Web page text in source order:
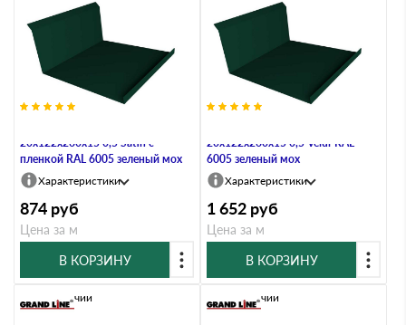
20х122х260х15 0,5 Satin с
пленкой RAL 6005 зеленый мох
Характеристики
874 руб
Цена за м
В КОРЗИНУ
20х122х260х15 0,5 Velur RAL
6005 зеленый мох
Характеристики
1 652 руб
Цена за м
В КОРЗИНУ
В наличии В наличии